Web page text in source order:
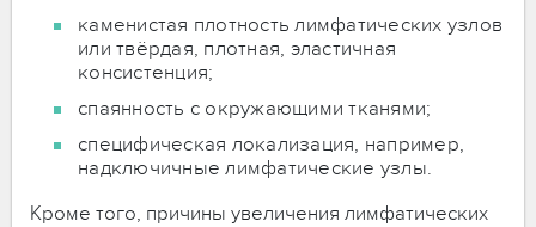
каменистая плотность лимфатических узлов
или твёрдая, плотная, эластичная
консистенция;
спаянность с окружающими тканями;
специфическая локализация, например,
надключичные лимфатические узлы.
Кроме того, причины увеличения лимфатических